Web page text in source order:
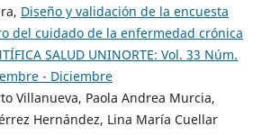
Diseño y validación de la encuesta
del cuidado de la enfermedad crónica
SALUD UNINORTE: Vol. 33 Núm.
- Diciembre
Villanueva, Paola Andrea Murcia,
Hernández, Lina María Cuellar